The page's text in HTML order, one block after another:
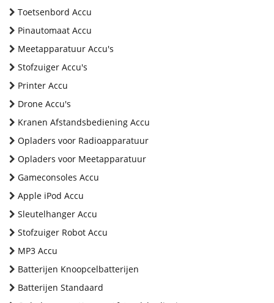
Toetsenbord Accu
Pinautomaat Accu
Meetapparatuur Accu's
Stofzuiger Accu's
Printer Accu
Drone Accu's
Kranen Afstandsbediening Accu
Opladers voor Radioapparatuur
Opladers voor Meetapparatuur
Gameconsoles Accu
Apple iPod Accu
Sleutelhanger Accu
Stofzuiger Robot Accu
MP3 Accu
Batterijen Knoopcelbatterijen
Batterijen Standaard